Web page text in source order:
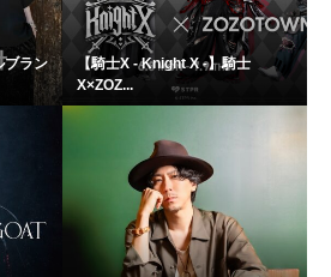
ブラン
【騎士X - Knight X -】騎士
X×ZOZ...